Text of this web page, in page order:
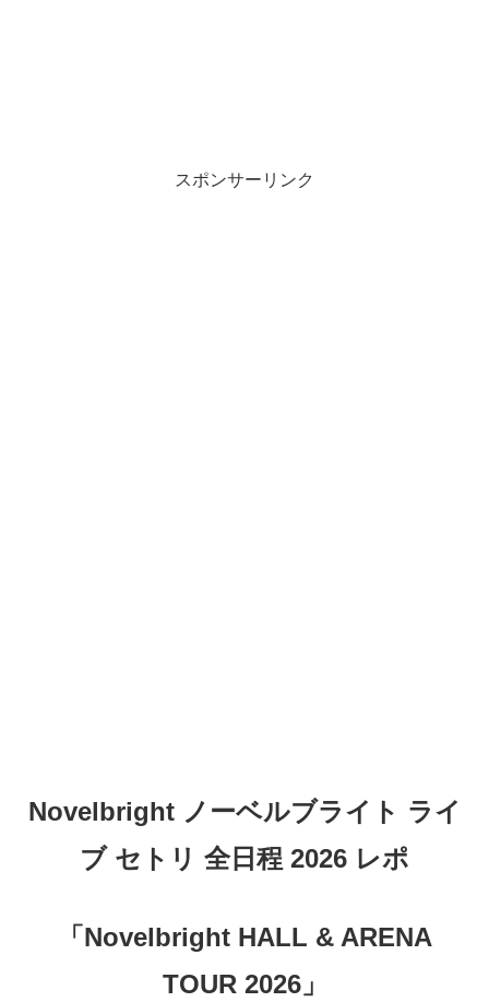
スポンサーリンク
Novelbright ノーベルブライト ライ
ブ セトリ 全日程 2026 レポ
「Novelbright HALL & ARENA
TOUR 2026」